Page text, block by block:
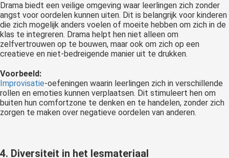
Drama biedt een veilige omgeving waar leerlingen zich zonder
angst voor oordelen kunnen uiten. Dit is belangrijk voor kinderen
die zich mogelijk anders voelen of moeite hebben om zich in de
klas te integreren. Drama helpt hen niet alleen om
zelfvertrouwen op te bouwen, maar ook om zich op een
creatieve en niet-bedreigende manier uit te drukken.
Voorbeeld:
Improvisatie-oefeningen waarin leerlingen zich in verschillende
rollen en emoties kunnen verplaatsen. Dit stimuleert hen om
buiten hun comfortzone te denken en te handelen, zonder zich
zorgen te maken over negatieve oordelen van anderen.
4. Diversiteit in het lesmateriaal